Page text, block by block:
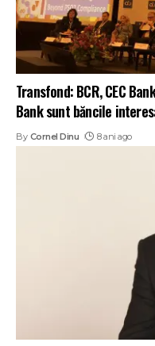
Transfond: BCR, CEC
Bank sunt băncile
By Cornel Dinu 8 ani ago